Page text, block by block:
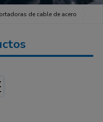
de cable de acero